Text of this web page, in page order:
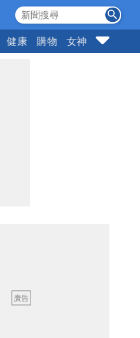
健康 購物 女神 10點強打